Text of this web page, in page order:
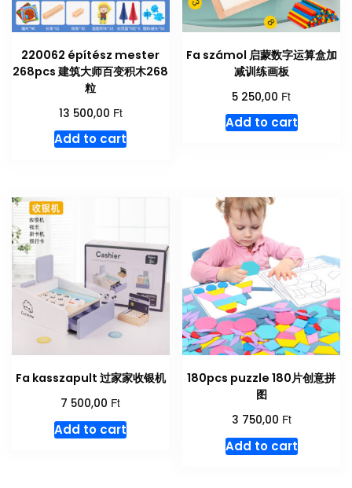
220062 építész mester
268pcs 建筑大师百变积木268
粒
13 500,00 Ft
Add to cart
Fa számol 启蒙数字运算盒加
减训练画板
5 250,00 Ft
Add to cart
Fa kasszapult 过家家收银机
7 500,00 Ft
Add to cart
180pcs puzzle 180片创意拼
图
3 750,00 Ft
Add to cart